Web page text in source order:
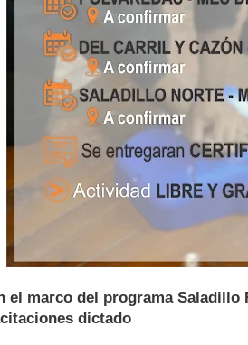
el marco del programa
dictado